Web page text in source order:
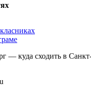
— куда сходить в